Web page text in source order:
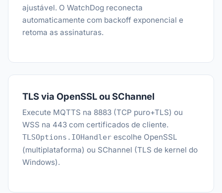
ajustável. O WatchDog reconecta
automaticamente com backoff exponencial e
retoma as assinaturas.
TLS via OpenSSL ou SChannel
Execute MQTTS na 8883 (TCP puro+TLS) ou
WSS na 443 com certificados de cliente.
TLSOptions.IOHandler escolhe OpenSSL
(multiplataforma) ou SChannel (TLS de kernel do
Windows).